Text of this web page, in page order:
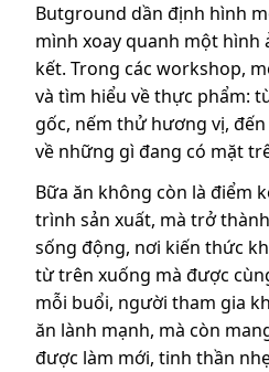
Butground dần định hình
mình xoay quanh một hình
kết. Trong các workshop,
và tìm hiểu về thực phẩm:
gốc, nếm thử hương vị,
về những gì đang có mặt
Bữa ăn không còn là điểm
trình sản xuất, mà trở
sống động, nơi kiến thức
từ trên xuống mà được
mỗi buổi, người tham gia
ăn lành mạnh, mà còn
được làm mới, tinh thần